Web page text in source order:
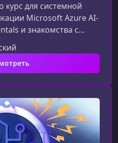
курс для системной
Microsoft Azure AI-
и знакомства с
искусственного
Azure. Вы
workloads, принципы
обработку
генеративный ИИ на
Foundry и Azure
помогает понять,